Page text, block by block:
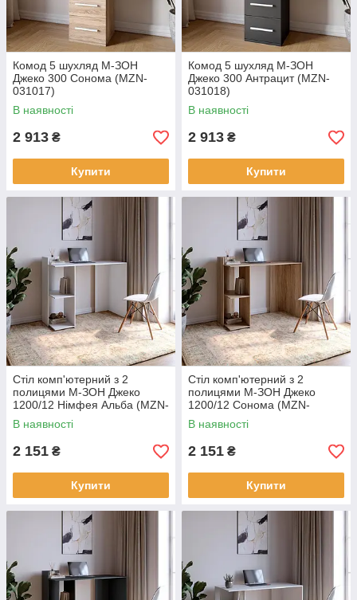
Комод 5 шухляд М-ЗОН
Джеко 300 Сонома (MZN-
031017)
В наявності
2 913 ₴
Купити
Комод 5 шухляд М-ЗОН
Джеко 300 Антрацит (MZN-
031018)
В наявності
2 913 ₴
Купити
Cтіл комп'ютерний з 2
полицями М-ЗОН Джеко
1200/12 Німфея Альба (MZN-
031019)
В наявності
2 151 ₴
Купити
Cтіл комп'ютерний з 2
полицями М-ЗОН Джеко
1200/12 Сонома (MZN-
031020)
В наявності
2 151 ₴
Купити